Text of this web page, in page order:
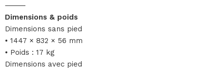
⸻
Dimensions & poids
Dimensions sans pied
• 1447 × 832 × 56 mm
• Poids : 17 kg
Dimensions avec pied